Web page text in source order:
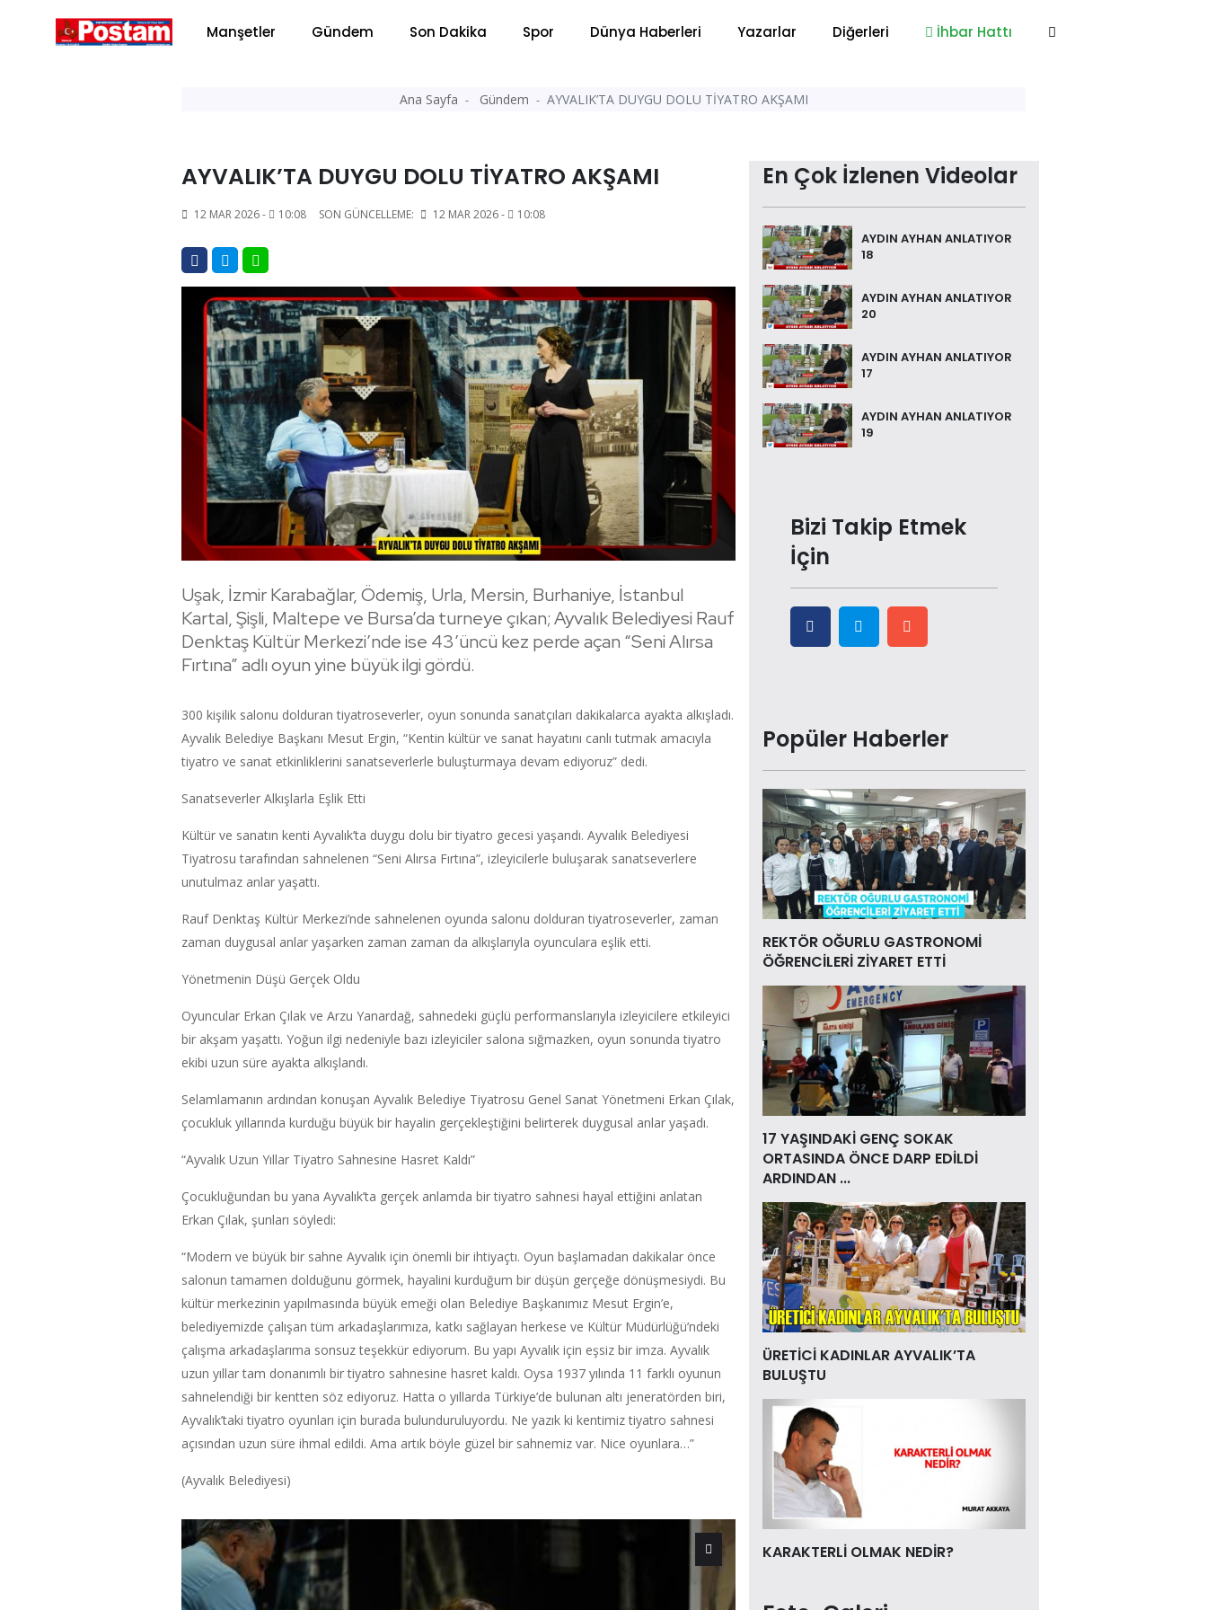
Manşetler Gündem Son Dakika Spor Dünya Haberleri Yazarlar Diğerleri İhbar Hattı
Ana Sayfa Gündem AYVALIK’TA DUYGU DOLU TİYATRO AKŞAMI
AYVALIK’TA DUYGU DOLU TİYATRO AKŞAMI
12 MAR 2026 - 10:08 SON GÜNCELLEME: 12 MAR 2026 - 10:08
Uşak, İzmir Karabağlar, Ödemiş, Urla, Mersin, Burhaniye, İstanbul
Kartal, Şişli, Maltepe ve Bursa’da turneye çıkan; Ayvalık Belediyesi Rauf
Denktaş Kültür Merkezi’nde ise 43’üncü kez perde açan “Seni Alırsa
Fırtına” adlı oyun yine büyük ilgi gördü.
300 kişilik salonu dolduran tiyatroseverler, oyun sonunda sanatçıları dakikalarca ayakta alkışladı.
Ayvalık Belediye Başkanı Mesut Ergin, “Kentin kültür ve sanat hayatını canlı tutmak amacıyla
tiyatro ve sanat etkinliklerini sanatseverlerle buluşturmaya devam ediyoruz” dedi.
Sanatseverler Alkışlarla Eşlik Etti
Kültür ve sanatın kenti Ayvalık’ta duygu dolu bir tiyatro gecesi yaşandı. Ayvalık Belediyesi
Tiyatrosu tarafından sahnelenen “Seni Alırsa Fırtına”, izleyicilerle buluşarak sanatseverlere
unutulmaz anlar yaşattı.
Rauf Denktaş Kültür Merkezi’nde sahnelenen oyunda salonu dolduran tiyatroseverler, zaman
zaman duygusal anlar yaşarken zaman zaman da alkışlarıyla oyunculara eşlik etti.
Yönetmenin Düşü Gerçek Oldu
Oyuncular Erkan Çılak ve Arzu Yanardağ, sahnedeki güçlü performanslarıyla izleyicilere etkileyici
bir akşam yaşattı. Yoğun ilgi nedeniyle bazı izleyiciler salona sığmazken, oyun sonunda tiyatro
ekibi uzun süre ayakta alkışlandı.
Selamlamanın ardından konuşan Ayvalık Belediye Tiyatrosu Genel Sanat Yönetmeni Erkan Çılak,
çocukluk yıllarında kurduğu büyük bir hayalin gerçekleştiğini belirterek duygusal anlar yaşadı.
“Ayvalık Uzun Yıllar Tiyatro Sahnesine Hasret Kaldı”
Çocukluğundan bu yana Ayvalık’ta gerçek anlamda bir tiyatro sahnesi hayal ettiğini anlatan
Erkan Çılak, şunları söyledi:
“Modern ve büyük bir sahne Ayvalık için önemli bir ihtiyaçtı. Oyun başlamadan dakikalar önce
salonun tamamen dolduğunu görmek, hayalini kurduğum bir düşün gerçeğe dönüşmesiydi. Bu
kültür merkezinin yapılmasında büyük emeği olan Belediye Başkanımız Mesut Ergin’e,
belediyemizde çalışan tüm arkadaşlarımıza, katkı sağlayan herkese ve Kültür Müdürlüğü’ndeki
çalışma arkadaşlarıma sonsuz teşekkür ediyorum. Bu yapı Ayvalık için eşsiz bir imza. Ayvalık
uzun yıllar tam donanımlı bir tiyatro sahnesine hasret kaldı. Oysa 1937 yılında 11 farklı oyunun
sahnelendiği bir kentten söz ediyoruz. Hatta o yıllarda Türkiye’de bulunan altı jeneratörden biri,
Ayvalık’taki tiyatro oyunları için burada bulunduruluyordu. Ne yazık ki kentimiz tiyatro sahnesi
açısından uzun süre ihmal edildi. Ama artık böyle güzel bir sahnemiz var. Nice oyunlara…”
(Ayvalık Belediyesi)
En Çok İzlenen Videolar
AYDIN AYHAN ANLATIYOR
18
AYDIN AYHAN ANLATIYOR
20
AYDIN AYHAN ANLATIYOR
17
AYDIN AYHAN ANLATIYOR
19
Bizi Takip Etmek
İçin
Popüler Haberler
REKTÖR OĞURLU GASTRONOMİ
ÖĞRENCİLERİ ZİYARET ETTİ
17 YAŞINDAKİ GENÇ SOKAK
ORTASINDA ÖNCE DARP EDİLDİ
ARDINDAN ...
ÜRETİCİ KADINLAR AYVALIK’TA
BULUŞTU
KARAKTERLİ OLMAK NEDİR?